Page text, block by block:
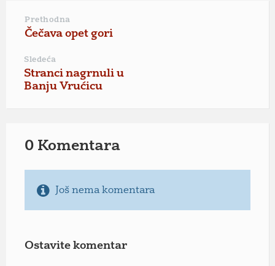
Prethodna
Čečava opet gori
Sledeća
Stranci nagrnuli u
Banju Vrućicu
0 Komentara
Još nema komentara
Ostavite komentar